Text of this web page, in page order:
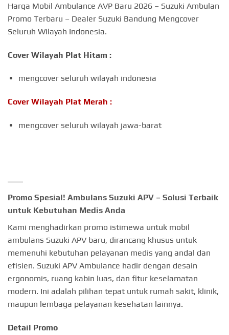
Harga Mobil Ambulance AVP Baru 2026 – Suzuki Ambulan
Promo Terbaru – Dealer Suzuki Bandung Mengcover
Seluruh Wilayah Indonesia.
Cover Wilayah Plat Hitam :
mengcover seluruh wilayah indonesia
Cover Wilayah Plat Merah :
mengcover seluruh wilayah jawa-barat
Promo Spesial! Ambulans Suzuki APV – Solusi Terbaik
untuk Kebutuhan Medis Anda
Kami menghadirkan promo istimewa untuk mobil
ambulans Suzuki APV baru, dirancang khusus untuk
memenuhi kebutuhan pelayanan medis yang andal dan
efisien. Suzuki APV Ambulance hadir dengan desain
ergonomis, ruang kabin luas, dan fitur keselamatan
modern. Ini adalah pilihan tepat untuk rumah sakit, klinik,
maupun lembaga pelayanan kesehatan lainnya.
Detail Promo